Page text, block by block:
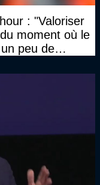
: "Valoriser
moment où le
peu de